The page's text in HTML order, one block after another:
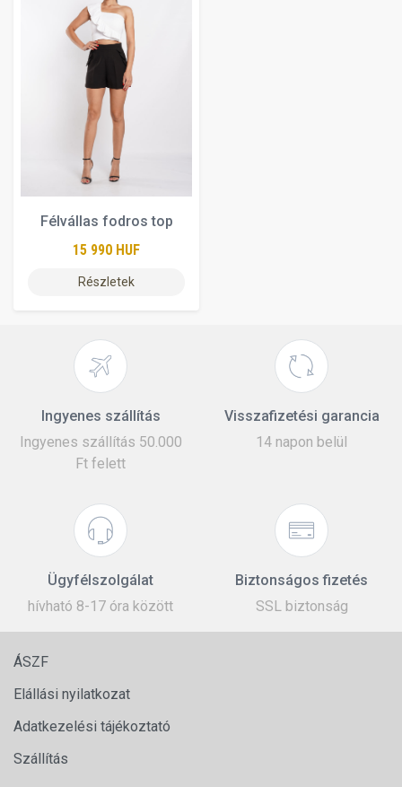
Félvállas fodros top
15 990 HUF
Részletek
Ingyenes szállítás
Ingyenes szállítás 50.000
Ft felett
Visszafizetési garancia
14 napon belül
Ügyfélszolgálat
hívható 8-17 óra között
Biztonságos fizetés
SSL biztonság
ÁSZF
Elállási nyilatkozat
Adatkezelési tájékoztató
Szállítás